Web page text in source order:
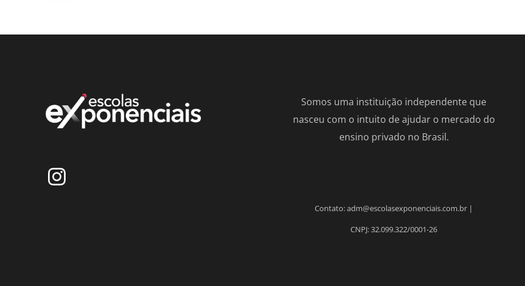
Somos uma instituição independente que
nasceu com o intuito de ajudar o mercado do
ensino privado no Brasil.
Contato: adm@escolasexponenciais.com.br |
CNPJ: 32.099.322/0001-26